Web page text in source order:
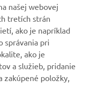
ponukách,
našej webovej
tretích strán
ako je napríklad
správania pri
ako je
a služieb, pridanie
zakúpené položky,